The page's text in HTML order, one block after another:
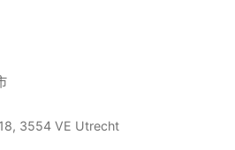
3554 VE Utrecht